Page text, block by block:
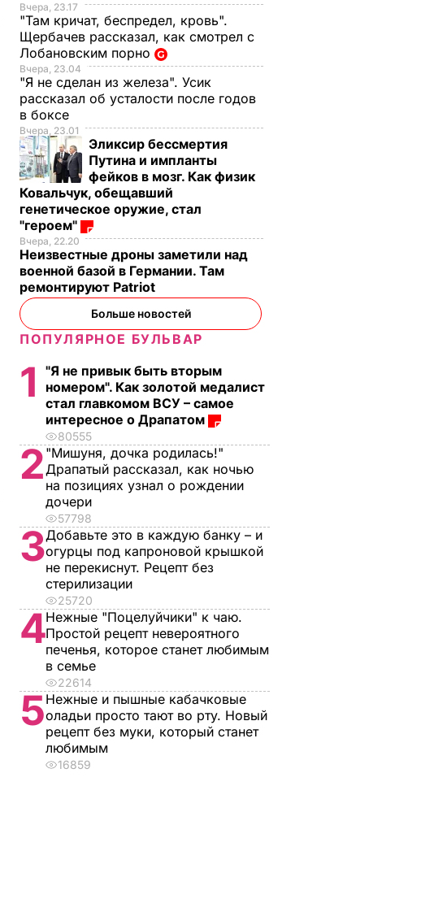
Вчера, 23.17
"Там кричат, беспредел, кровь".
Щербачев рассказал, как смотрел с
Лобановским порно
Вчера, 23.04
"Я не сделан из железа". Усик
рассказал об усталости после годов
в боксе
Вчера, 23.01
Эликсир бессмертия
Путина и импланты
фейков в мозг. Как физик
Ковальчук, обещавший
генетическое оружие, стал
"героем"
Вчера, 22.20
Неизвестные дроны заметили над
военной базой в Германии. Там
ремонтируют Patriot
Больше новостей
ПОПУЛЯРНОЕ БУЛЬВАР
1
"Я не привык быть вторым
номером". Как золотой медалист
стал главкомом ВСУ – самое
интересное о Драпатом
80555
2 "Мишуня, дочка родилась!"
Драпатый рассказал, как ночью
на позициях узнал о рождении
дочери
57798
3Добавьте это в каждую банку – и
огурцы под капроновой крышкой
не перекиснут. Рецепт без
стерилизации
25720
4Нежные "Поцелуйчики" к чаю.
Простой рецепт невероятного
печенья, которое станет любимым
в семье
22614
5Нежные и пышные кабачковые
оладьи просто тают во рту. Новый
рецепт без муки, который станет
любимым
16859